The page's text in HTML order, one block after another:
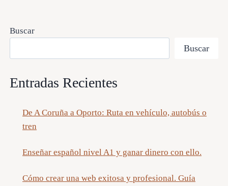
Buscar
Buscar
Entradas Recientes
De A Coruña a Oporto: Ruta en vehículo, autobús o
tren
Enseñar español nivel A1 y ganar dinero con ello.
Cómo crear una web exitosa y profesional. Guía